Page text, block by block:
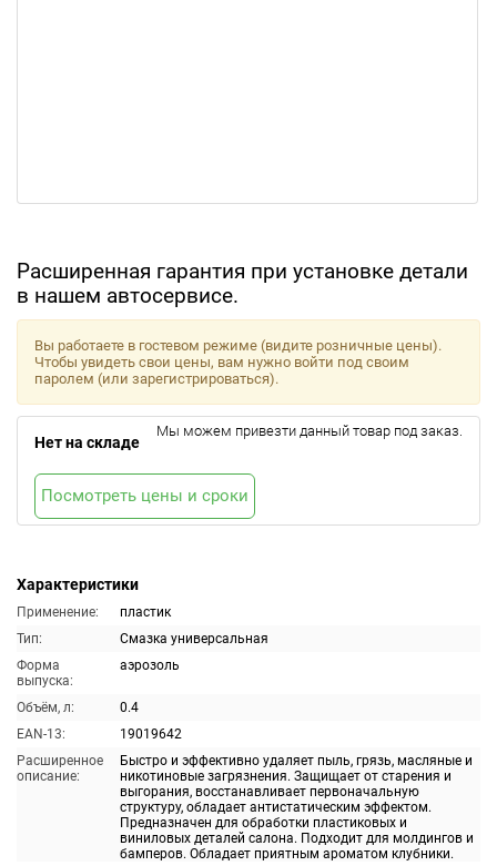
Расширенная гарантия при установке детали
в нашем автосервисе.
Характеристики
Применение:
пластик
Тип:
Смазка универсальная
Форма
выпуска:
аэрозоль
Объём, л:
0.4
EAN-13:
19019642
Расширенное
описание:
Быстро и эффективно удаляет пыль, грязь, масляные и
никотиновые загрязнения. Защищает от старения и
выгорания, восстанавливает первоначальную
структуру, обладает антистатическим эффектом.
Предназначен для обработки пластиковых и
виниловых деталей салона. Подходит для молдингов и
бамперов. Обладает приятным ароматом клубники.
Вы работаете в гостевом режиме (видите розничные цены).
Чтобы увидеть свои цены, вам нужно войти под своим
паролем (или зарегистрироваться).
Нет на складе
Мы можем привезти данный товар под заказ.
Посмотреть цены и сроки